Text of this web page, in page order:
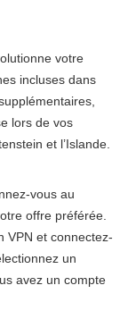
votre
incluses dans
lors de vos
et l’Islande.
vous au
offre préférée.
VPN et connectez-
un
avez un compte